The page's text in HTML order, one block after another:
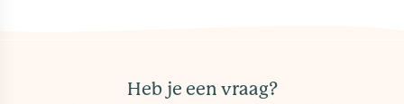
Heb je een vraag?